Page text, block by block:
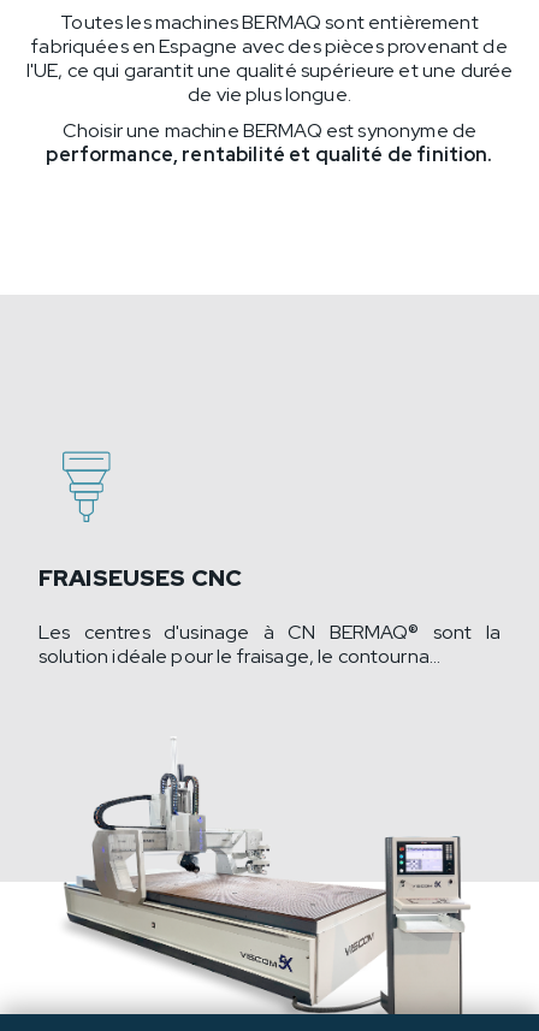
Toutes les machines BERMAQ sont entièrement
fabriquées en Espagne avec des pièces provenant de
l'UE, ce qui garantit une qualité supérieure et une durée
de vie plus longue.
Choisir une machine BERMAQ est synonyme de
performance, rentabilité et qualité de finition.
FRAISEUSES CNC
Les centres d'usinage à CN BERMAQ® sont la
solution idéale pour le fraisage, le contourna...